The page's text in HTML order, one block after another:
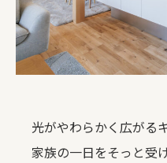
光がやわらかく広がる
家族の一日をそっと受